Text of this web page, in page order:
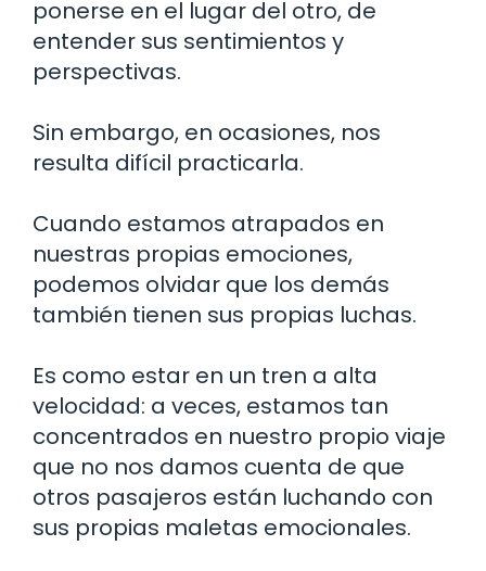
ponerse en el lugar del otro, de
entender sus sentimientos y
perspectivas.
Sin embargo, en ocasiones, nos
resulta difícil practicarla.
Cuando estamos atrapados en
nuestras propias emociones,
podemos olvidar que los demás
también tienen sus propias luchas.
Es como estar en un tren a alta
velocidad: a veces, estamos tan
concentrados en nuestro propio viaje
que no nos damos cuenta de que
otros pasajeros están luchando con
sus propias maletas emocionales.